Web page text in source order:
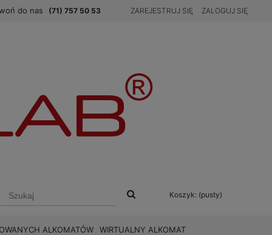
do nas (71) 757 50 53 ZAREJESTRUJ SIĘ ZALOGUJ SIĘ
Koszyk: (pusty)
ALKOMATÓW
WIRTUALNY ALKOMAT